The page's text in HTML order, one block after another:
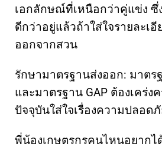
เอกลักษณ์ที่เหนือกว่าคู่แข่ง ซึ่
ดีกว่าอยู่แล้วถ้าใส่ใจรายละเ
ออกจากสวน
รักษามาตรฐานส่งออก: มาต
และมาตรฐาน GAP ต้องเคร่ง
ปัจจุบันใส่ใจเรื่องความปลอด
พี่น้องเกษตรกรคนไหนอยากไ